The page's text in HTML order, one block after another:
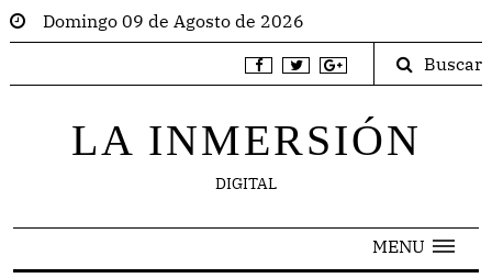
Domingo 09 de Agosto de 2026
Buscar
LA INMERSIÓN
DIGITAL
MENU